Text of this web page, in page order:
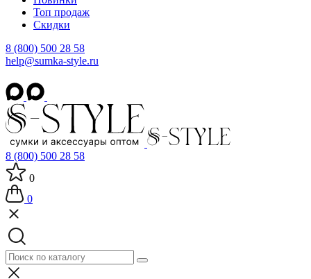
Топ продаж
Скидки
8 (800) 500 28 58
help@sumka-style.ru
8 (800) 500 28 58
0
0